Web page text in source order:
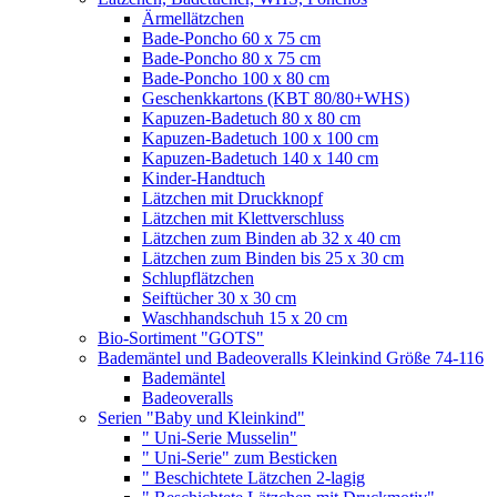
Ärmellätzchen
Bade-Poncho 60 x 75 cm
Bade-Poncho 80 x 75 cm
Bade-Poncho 100 x 80 cm
Geschenkkartons (KBT 80/80+WHS)
Kapuzen-Badetuch 80 x 80 cm
Kapuzen-Badetuch 100 x 100 cm
Kapuzen-Badetuch 140 x 140 cm
Kinder-Handtuch
Lätzchen mit Druckknopf
Lätzchen mit Klettverschluss
Lätzchen zum Binden ab 32 x 40 cm
Lätzchen zum Binden bis 25 x 30 cm
Schlupflätzchen
Seiftücher 30 x 30 cm
Waschhandschuh 15 x 20 cm
Bio-Sortiment "GOTS"
Bademäntel und Badeoveralls Kleinkind Größe 74-116
Bademäntel
Badeoveralls
Serien "Baby und Kleinkind"
" Uni-Serie Musselin"
" Uni-Serie" zum Besticken
" Beschichtete Lätzchen 2-lagig